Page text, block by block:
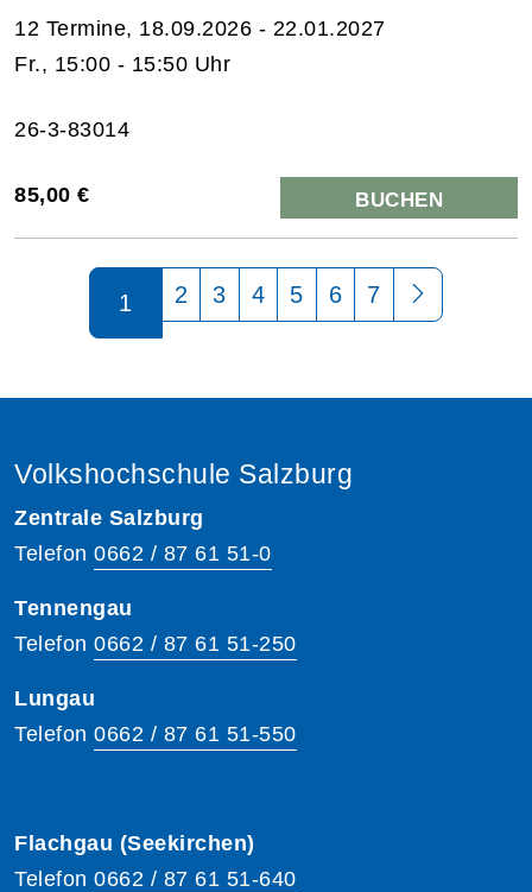
12 Termine, 18.09.2026 - 22.01.2027
Fr., 15:00 - 15:50 Uhr
26-3-83014
85,00 € BUCHEN
Seite 1 von 7
1 2 3 4 5 6 7
Volkshochschule Salzburg
Zentrale Salzburg
Telefon 0662 / 87 61 51-0
Tennengau
Telefon 0662 / 87 61 51-250
Lungau
Telefon 0662 / 87 61 51-550
Flachgau (Seekirchen)
Telefon 0662 / 87 61 51-640